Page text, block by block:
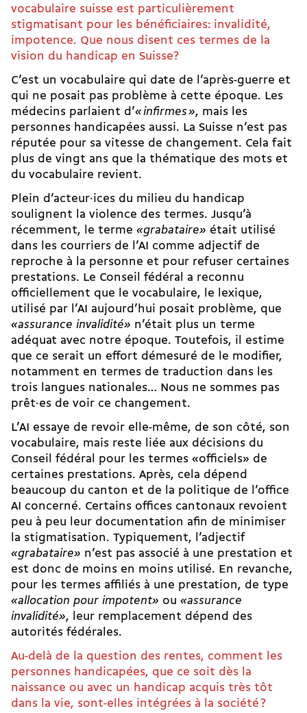
vocabulaire suisse est particulièrement
stigmatisant pour les bénéficiaires: invalidité,
impotence. Que nous disent ces termes de la
vision du handicap en Suisse?
C’est un vocabulaire qui date de l’après-guerre et
qui ne posait pas problème à cette époque. Les
médecins parlaient d’« infirmes », mais les
personnes handicapées aussi. La Suisse n’est pas
réputée pour sa vitesse de changement. Cela fait
plus de vingt ans que la thématique des mots et
du vocabulaire revient.
Plein d’acteur·ices du milieu du handicap
soulignent la violence des termes. Jusqu’à
récemment, le terme «grabataire» était utilisé
dans les courriers de l’AI comme adjectif de
reproche à la personne et pour refuser certaines
prestations. Le Conseil fédéral a reconnu
officiellement que le vocabulaire, le lexique,
utilisé par l’AI aujourd’hui posait problème, que
«assurance invalidité» n’était plus un terme
adéquat avec notre époque. Toutefois, il estime
que ce serait un effort démesuré de le modifier,
notamment en termes de traduction dans les
trois langues nationales… Nous ne sommes pas
prêt·es de voir ce changement.
L’AI essaye de revoir elle-même, de son côté, son
vocabulaire, mais reste liée aux décisions du
Conseil fédéral pour les termes «officiels» de
certaines prestations. Après, cela dépend
beaucoup du canton et de la politique de l’office
AI concerné. Certains offices cantonaux revoient
peu à peu leur documentation afin de minimiser
la stigmatisation. Typi­quement, l’adjectif
«grabataire» n’est pas associé à une prestation et
est donc de moins en moins utilisé. En revanche,
pour les termes affiliés à une prestation, de type
«allocation pour impotent» ou «assurance
invalidité», leur remplacement dépend des
autorités fédérales.
Au-delà de la question des rentes, comment les
personnes handicapées, que ce soit dès la
naissance ou avec un handicap acquis très tôt
dans la vie, sont-elles intégrées à la société ?